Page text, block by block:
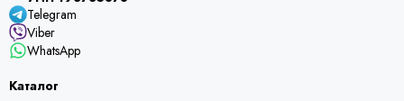
Telegram
Viber
WhatsApp
Каталог